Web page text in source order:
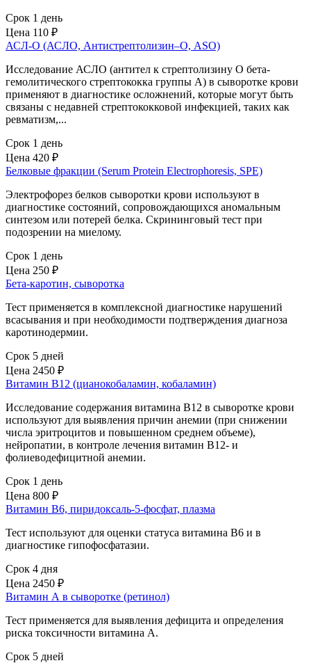
Срок 1 день
Цена 110 ₽
АСЛ-О (АСЛО, Антистрептолизин–О, ASO)
Исследование АСЛО (антител к стрептолизину О бета-
гемолитического стрептококка группы А) в сыворотке крови
применяют в диагностике осложнений, которые могут быть
связаны с недавней стрептококковой инфекцией, таких как
ревматизм,...
Срок 1 день
Цена 420 ₽
Белковые фракции (Serum Protein Electrophoresis, SPE)
Электрофорез белков сыворотки крови используют в
диагностике состояний, сопровождающихся аномальным
синтезом или потерей белка. Скрининговый тест при
подозрении на миелому.
Срок 1 день
Цена 250 ₽
Бета-каротин, сыворотка
Тест применяется в комплексной диагностике нарушений
всасывания и при необходимости подтверждения диагноза
каротинодермии.
Срок 5 дней
Цена 2450 ₽
Витамин B12 (цианокобаламин, кобаламин)
Исследование содержания витамина B12 в сыворотке крови
используют для выявления причин анемии (при снижении
числа эритроцитов и повышенном среднем объеме),
нейропатии, в контроле лечения витамин B12- и
фолиеводефицитной анемии.
Срок 1 день
Цена 800 ₽
Витамин B6, пиридоксаль-5-фосфат, плазма
Тест используют для оценки статуса витамина В6 и в
диагностике гипофосфатазии.
Срок 4 дня
Цена 2450 ₽
Витамин А в сыворотке (ретинол)
Тест применяется для выявления дефицита и определения
риска токсичности витамина А.
Срок 5 дней